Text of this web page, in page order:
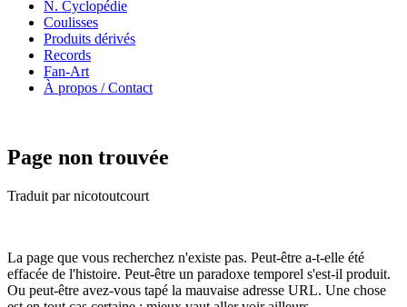
N. Cyclopédie
Coulisses
Produits dérivés
Records
Fan-Art
À propos / Contact
Page non trouvée
Traduit par nicotoutcourt
La page que vous recherchez n'existe pas. Peut-être a-t-elle été
effacée de l'histoire. Peut-être un paradoxe temporel s'est-il produit.
Ou peut-être avez-vous tapé la mauvaise adresse URL. Une chose